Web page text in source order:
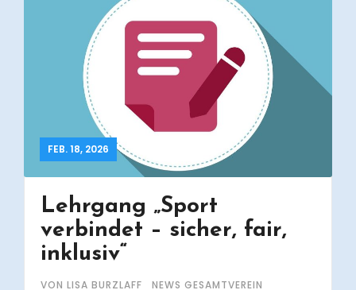
FEB. 18, 2026
Lehrgang „Sport
verbindet – sicher, fair,
inklusiv“
VON LISA BURZLAFF NEWS GESAMTVEREIN